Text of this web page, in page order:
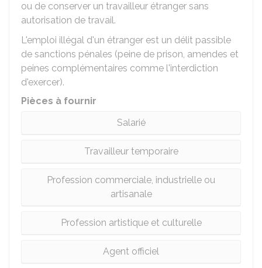
ou de conserver un travailleur étranger sans
autorisation de travail.
L'emploi illégal d'un étranger est un délit passible
de sanctions pénales (peine de prison, amendes et
peines complémentaires comme l'interdiction
d'exercer).
Pièces à fournir
Salarié
Travailleur temporaire
Profession commerciale, industrielle ou
artisanale
Profession artistique et culturelle
Agent officiel